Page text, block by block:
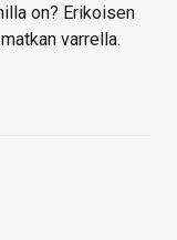
on? Erikoisen
varrella.